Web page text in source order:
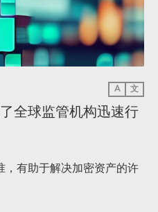
A 文
全球监管机构迅速行
有助于解决加密资产的许